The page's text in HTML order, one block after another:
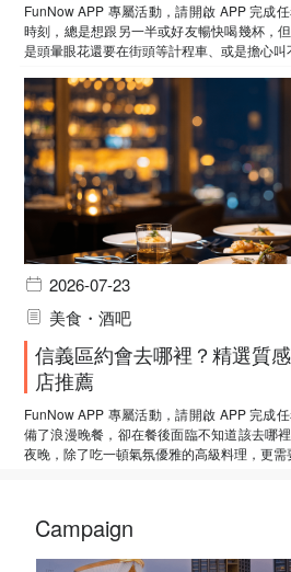
FunNow APP 專屬活動，請開啟 APP 完成
時刻，總是想跟另一半或好友暢快喝幾杯，
是頭暈眼花還要在街頭等計程車、或是擔心叫
2026-07-23
美食・酒吧
信義區約會去哪裡？精選質
店推薦
FunNow APP 專屬活動，請開啟 APP 完成
備了浪漫晚餐，卻在餐後面臨不知道該去哪
夜晚，除了吃一頓氣氛優雅的高級料理，更需
Campaign